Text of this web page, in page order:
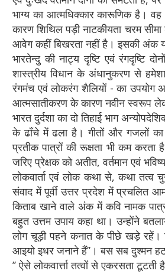
भाग्य का आत्मधिक्कार कारूणिक है।
कारण शिथिल पड़ी नाटकीयता चरम
आवेग कहीं बिखरता नहीं है। इसकी
भारतेन्दु की नाट्य दृष्टि एवं रंगदृष्टि
शास्त्रीय विधान के अंधानुकरण से
रंगमंच एवं लोकरंग शैलियों - का उपयोग
आत्मसातीकरण के कारण नवीन स्वरूप
भारत दुर्दशा का दो तिहाई भाग
के ढाँचे में ढला है। गीतों और गजलों का
प्रतीक पात्रों की रूक्षता भी कम
जरिए प्रेक्षक को अतीत, वर्तमान एवं
लोकवार्ता एवं लोक कथा से, कथा तत्व
संवाद में पूर्वी उत्तर प्रदेश में प्रचलित
किताब खाने वाले अंक में कवि नामक
बहुत उत्तम उपाय कहा था। उन्होंने
लोग चूड़ी पहने कनात के पीछे खड़े रहें।
आइयो इधर जनाने हैं’’। बस सब दुश्मन
’’ ऐसे लोकवार्त्ता तत्वों से एकरसता